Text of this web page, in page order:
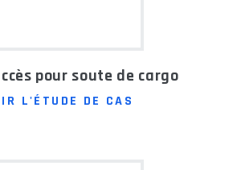
pour soute de cargo
L'ÉTUDE DE CAS